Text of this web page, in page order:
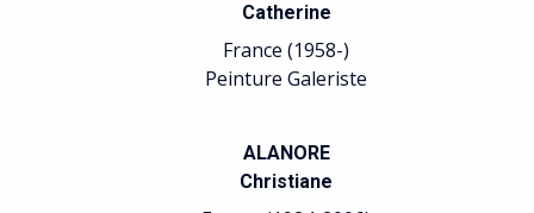
Catherine
France (1958-)
Peinture Galeriste
ALANORE
Christiane